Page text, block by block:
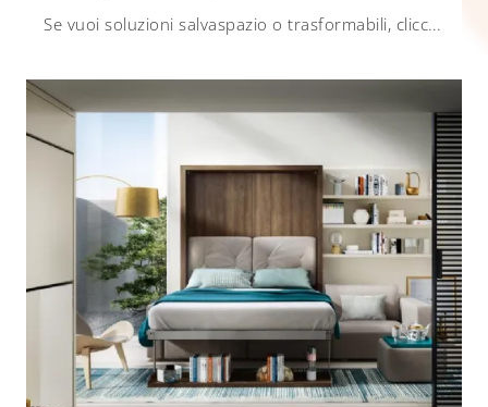
Se vuoi soluzioni salvaspazio o trasformabili, clicca e ottieni informazioni sui letti a scomparsa Clei in laccato opaco.